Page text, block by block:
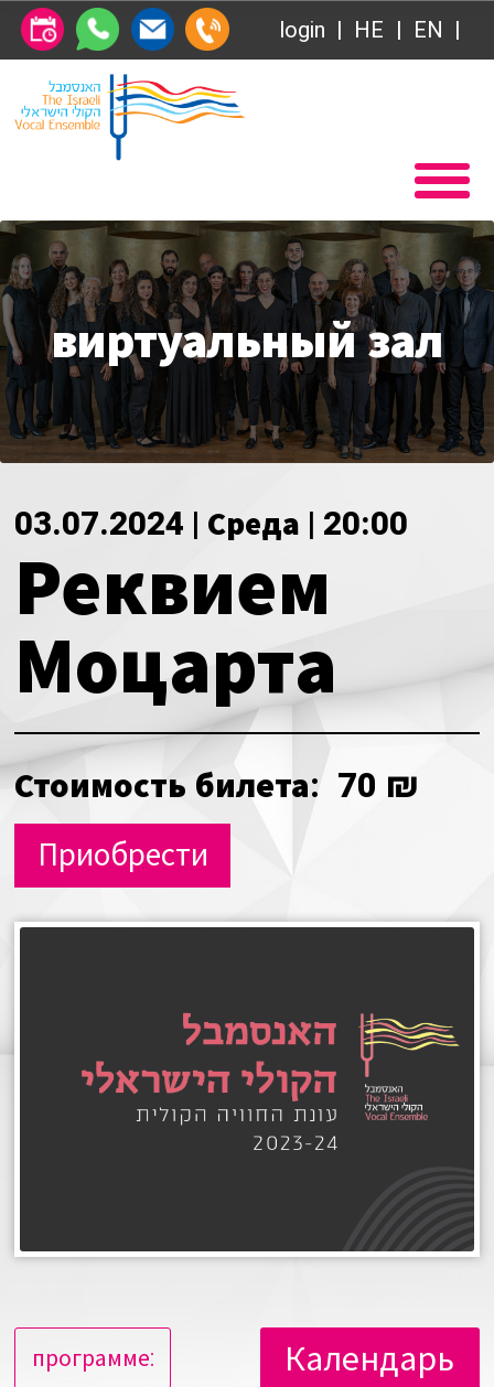
Абонемент
Передачи
Связаться с нами
О нас
за голосом
Магия голоса
Виртуальный зал
Календарь
мой счет
Политика сайта
login HE EN
Главная
Вступление в Общество друзей Ансамбля
Абонемент
Передачи
VOD
Связаться с нами
Магия голоса
Виртуальный зал
Календарь
мой счет
заказ
виртуальный зал
03.07.2024 | Среда | 20:00
Реквием
Моцарта
Стоимость билета: 70 ₪
Приобрести
программе: Календарь